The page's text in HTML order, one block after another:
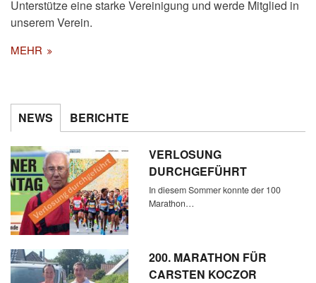
Unterstütze eine starke Vereinigung und werde Mitglied in
unserem Verein.
MEHR
NEWS BERICHTE
VERLOSUNG
DURCHGEFÜHRT
In diesem Sommer konnte der 100
Marathon…
200. MARATHON FÜR
CARSTEN KOCZOR